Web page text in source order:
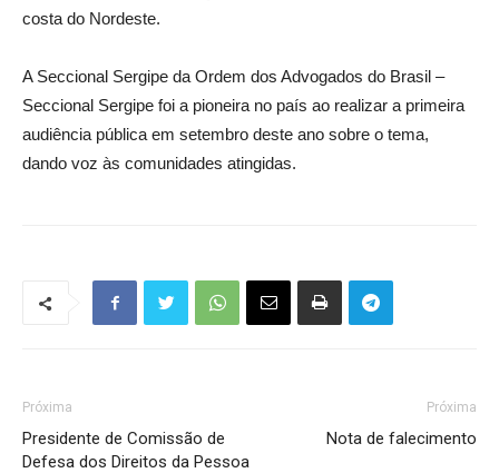
costa do Nordeste.
A Seccional Sergipe da Ordem dos Advogados do Brasil –
Seccional Sergipe foi a pioneira no país ao realizar a primeira
audiência pública em setembro deste ano sobre o tema,
dando voz às comunidades atingidas.
Próxima
Presidente de Comissão de
Defesa dos Direitos da Pessoa
Próxima
Nota de falecimento